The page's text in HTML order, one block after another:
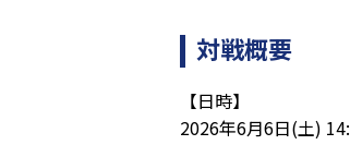
対戦概要
【日時】
2026年6月6日(土)